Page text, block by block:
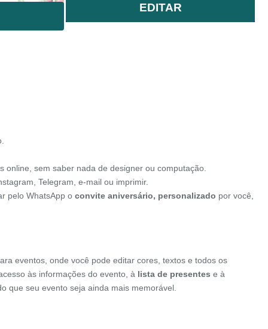
EDITAR
sem saber nada de designer ou computação.
Telegram, e-mail ou imprimir.
pelo WhatsApp o convite aniversário, personalizado por você,
eventos, onde você pode editar cores, textos e todos os
às informações do evento, à lista de presentes e à
que seu evento seja ainda mais memorável.